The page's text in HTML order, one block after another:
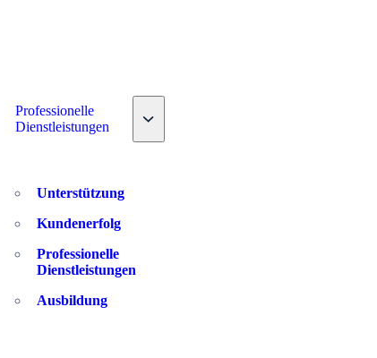
Professionelle
Dienstleistungen
Toggle nav dropdown
Unterstützung
Kundenerfolg
Professionelle
Dienstleistungen
Ausbildung